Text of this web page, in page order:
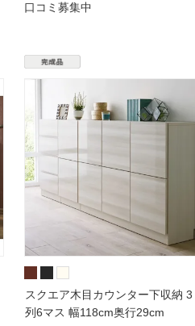
口コミ募集中
スクエア木目カウンター下収納 3
列6マス 幅118cm奥行29cm